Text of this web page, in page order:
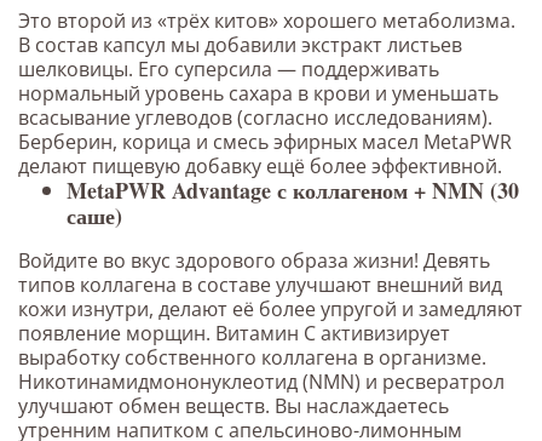
Это второй из «‎трёх китов» хорошего метаболизма.
В состав капсул мы добавили экстракт листьев
шелковицы. Его суперсила — поддерживать
нормальный уровень сахара в крови и уменьшать
всасывание углеводов (согласно исследованиям).
Берберин, корица и смесь эфирных масел MetaPWR
делают пищевую добавку ещё более эффективной.
MetaPWR Advantage с коллагеном + NMN (30
саше)
Войдите во вкус здорового образа жизни! Девять
типов коллагена в составе улучшают внешний вид
кожи изнутри, делают её более упругой и замедляют
появление морщин. Витамин С активизирует
выработку собственного коллагена в организме.
Никотинамидмононуклеотид (NMN) и ресвератрол
улучшают обмен веществ. Вы наслаждаетесь
утренним напитком с апельсиново-лимонным